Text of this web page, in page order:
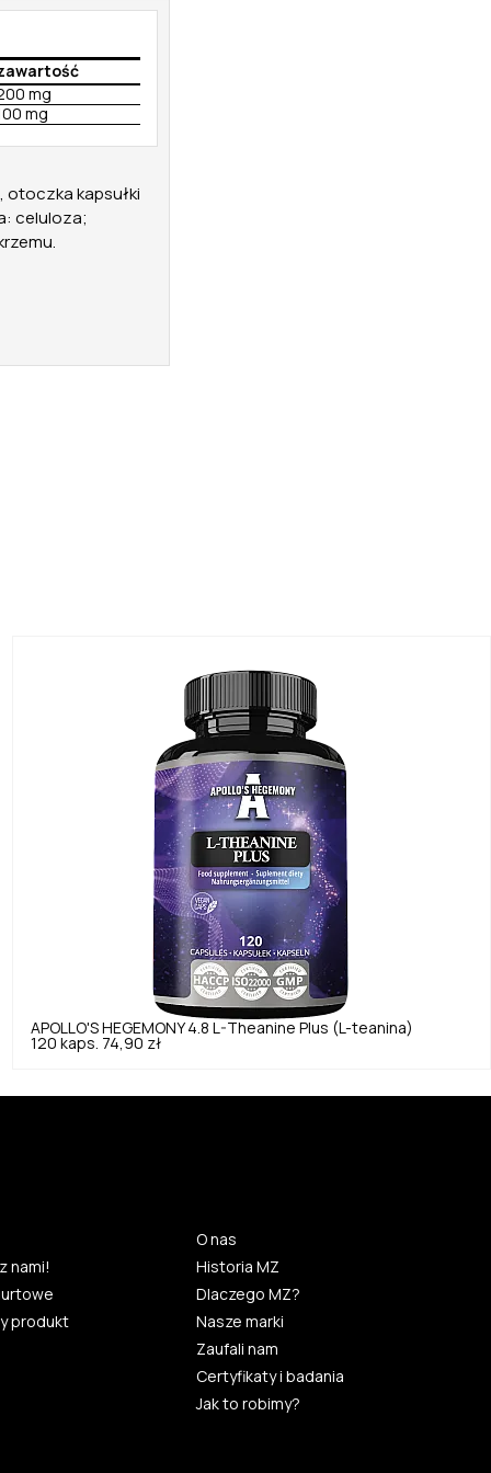
mg
mg
otoczka kapsułki
celuloza;
APOLLO'S HEGEMONY 4.8
L-Theanine Plus (L-teanina)
120 kaps. 74,90 zł
nami!
produkt
O nas
Historia MZ
Dlaczego MZ?
Nasze marki
Zaufali nam
Certyfikaty i badania
Jak to robimy?